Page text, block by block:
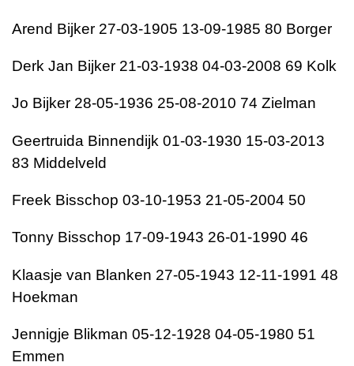
Arend Bijker 27-03-1905 13-09-1985 80 Borger
Derk Jan Bijker 21-03-1938 04-03-2008 69 Kolk
Jo Bijker 28-05-1936 25-08-2010 74 Zielman
Geertruida Binnendijk 01-03-1930 15-03-2013
83 Middelveld
Freek Bisschop 03-10-1953 21-05-2004 50
Tonny Bisschop 17-09-1943 26-01-1990 46
Klaasje van Blanken 27-05-1943 12-11-1991 48
Hoekman
Jennigje Blikman 05-12-1928 04-05-1980 51
Emmen